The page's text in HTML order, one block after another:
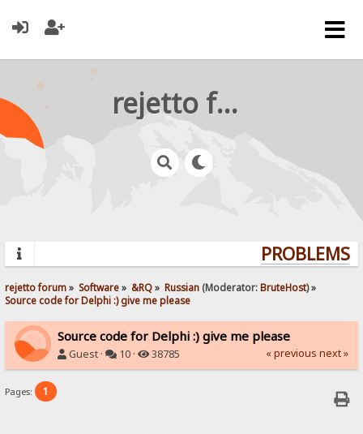
rejetto forum
rejetto forum» Software» &RQ» Russian (Moderator:BruteHost) »
Source code for Delphi :) give me please
Source code for Delphi :) give me please
Guest · 10 · 38785 « previous next »
Pages: 1